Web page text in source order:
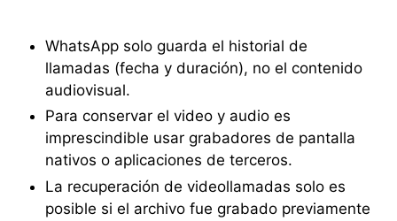
WhatsApp solo guarda el historial de
llamadas (fecha y duración), no el contenido
audiovisual.
Para conservar el video y audio es
imprescindible usar grabadores de pantalla
nativos o aplicaciones de terceros.
La recuperación de videollamadas solo es
posible si el archivo fue grabado previamente